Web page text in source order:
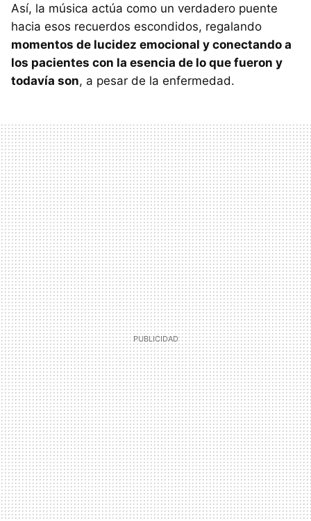
Así, la música actúa como un verdadero puente
hacia esos recuerdos escondidos, regalando
momentos de lucidez emocional y conectando a
los pacientes con la esencia de lo que fueron y
todavía son, a pesar de la enfermedad.